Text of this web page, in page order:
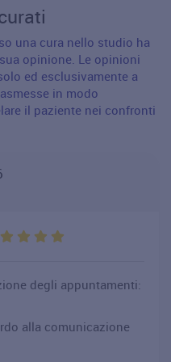
una cura nello studio ha
opinione. Le opinioni
ed esclusivamente a
in modo
il paziente nei confronti
degli appuntamenti:
alla comunicazione